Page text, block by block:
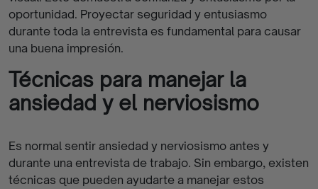
oportunidad. Proyectar seguridad y entusiasmo
durante toda la entrevista es fundamental para causar
una buena impresión.
Técnicas para manejar la
ansiedad y el nerviosismo
Es normal sentir ansiedad y nerviosismo antes y
durante una entrevista de trabajo. Sin embargo, existen
técnicas que pueden ayudarte a manejar estos